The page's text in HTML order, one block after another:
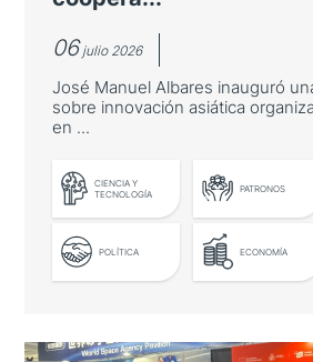
LEER MÁS
06 julio 2026
José Manuel Albares inauguró
sobre innovación asiática
en ...
CIENCIA Y
TECNOLOGÍA
PATRONOS
POLÍTICA ECONOMÍA